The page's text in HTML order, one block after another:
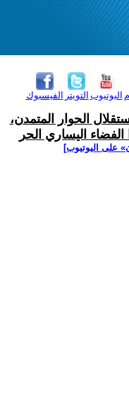
الفيسبوك التويتر اليوتيوب
الحوار المتمدن،
اليساري الحر
على اليوتيوب]